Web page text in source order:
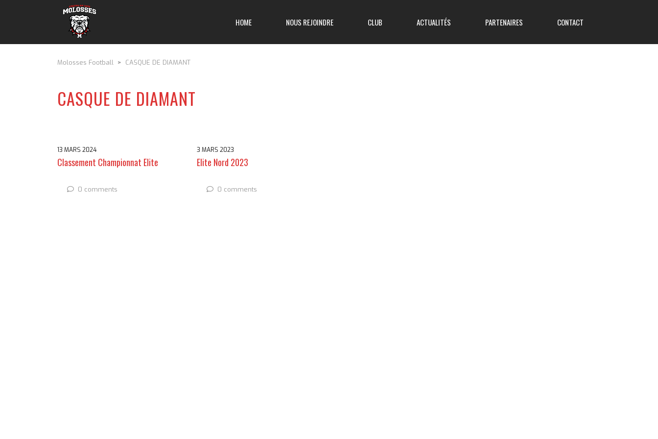
HOME NOUS REJOINDRE CLUB ACTUALITÉS PARTENAIRES CONTACT
Molosses Football > CASQUE DE DIAMANT
CASQUE DE DIAMANT
13 MARS 2024
Classement Championnat Elite
0 comments
3 MARS 2023
Elite Nord 2023
0 comments